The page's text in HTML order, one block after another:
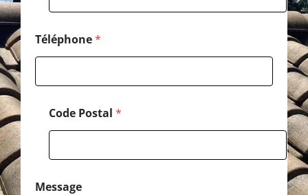
Téléphone*
Code Postal *
E
-
m
a
i
l
Message